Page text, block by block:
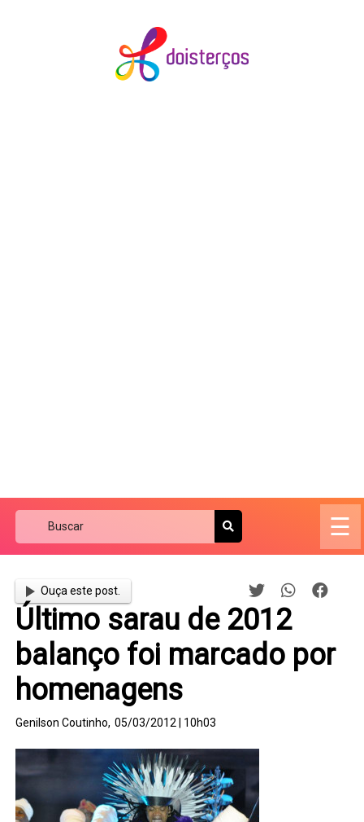
☰
Ouça este post.
Último sarau de 2012
balanço foi marcado por
homenagens
Genilson Coutinho, 05/03/2012 | 10h03